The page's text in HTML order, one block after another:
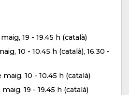
19 - 19.45 h (català)
10 - 10.45 h (català), 16.30 -
10 - 10.45 h (català)
19 - 19.45 h (català)